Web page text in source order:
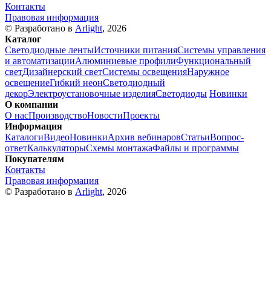
Контакты
Правовая информация
© Разработано в Arlight, 2026
Каталог
Светодиодные лентыИсточники питанияСистемы управления
и автоматизацииАлюминиевые профилиФункциональный
светДизайнерский светСистемы освещенияНаружное
освещениеГибкий неонСветодиодный
декорЭлектроустановочные изделияСветодиоды Новинки
О компании
О насПроизводствоНовостиПроекты
Информация
КаталогиВидеоНовинкиАрхив вебинаровСтатьиВопрос-
ответКалькуляторыСхемы монтажаФайлы и программы
Покупателям
Контакты
Правовая информация
© Разработано в Arlight, 2026